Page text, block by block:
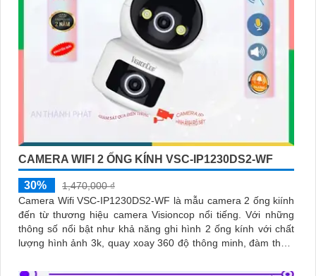
CAMERA WIFI 2 ỐNG KÍNH VSC-IP1230DS2-WF
30%
1,470,000 ₫
Camera Wifi VSC-IP1230DS2-WF là mẫu camera 2 ống kiính
đến từ thương hiệu camera Visioncop nổi tiếng. Với những
thông số nổi bật như khả năng ghi hình 2 ống kính với chất
lượng hình ảnh 3k, quay xoay 360 độ thông minh, đàm thoại